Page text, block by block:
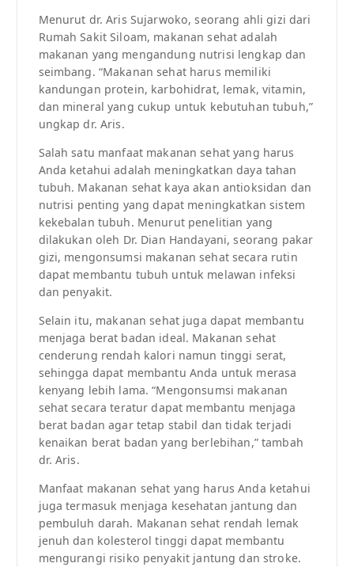
Menurut dr. Aris Sujarwoko, seorang ahli gizi dari
Rumah Sakit Siloam, makanan sehat adalah
makanan yang mengandung nutrisi lengkap dan
seimbang. “Makanan sehat harus memiliki
kandungan protein, karbohidrat, lemak, vitamin,
dan mineral yang cukup untuk kebutuhan tubuh,”
ungkap dr. Aris.
Salah satu manfaat makanan sehat yang harus
Anda ketahui adalah meningkatkan daya tahan
tubuh. Makanan sehat kaya akan antioksidan dan
nutrisi penting yang dapat meningkatkan sistem
kekebalan tubuh. Menurut penelitian yang
dilakukan oleh Dr. Dian Handayani, seorang pakar
gizi, mengonsumsi makanan sehat secara rutin
dapat membantu tubuh untuk melawan infeksi
dan penyakit.
Selain itu, makanan sehat juga dapat membantu
menjaga berat badan ideal. Makanan sehat
cenderung rendah kalori namun tinggi serat,
sehingga dapat membantu Anda untuk merasa
kenyang lebih lama. “Mengonsumsi makanan
sehat secara teratur dapat membantu menjaga
berat badan agar tetap stabil dan tidak terjadi
kenaikan berat badan yang berlebihan,” tambah
dr. Aris.
Manfaat makanan sehat yang harus Anda ketahui
juga termasuk menjaga kesehatan jantung dan
pembuluh darah. Makanan sehat rendah lemak
jenuh dan kolesterol tinggi dapat membantu
mengurangi risiko penyakit jantung dan stroke.